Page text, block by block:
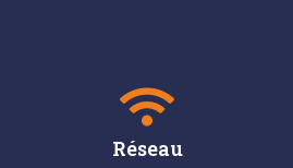
Réseau